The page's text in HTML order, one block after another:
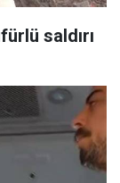
saldırı